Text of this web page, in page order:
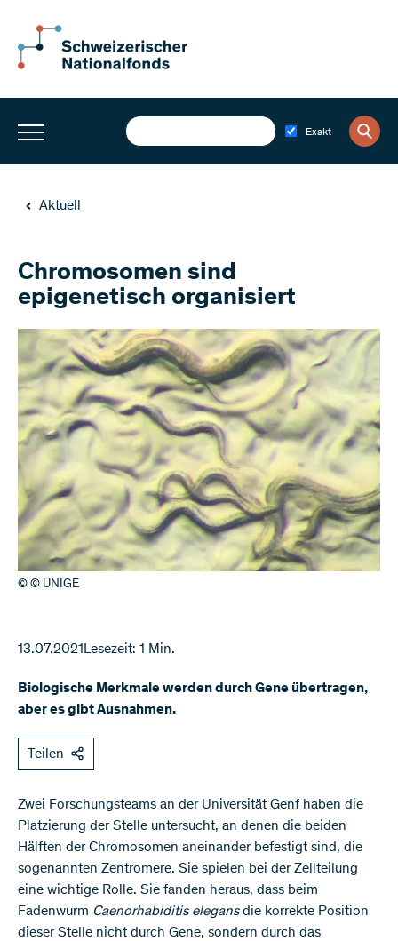
Exakt
Aktuell
Chromosomen sind
epigenetisch organisiert
© © UNIGE
13.07.2021 Lesezeit: 1 Min.
Biologische Merkmale werden durch Gene übertragen,
aber es gibt Ausnahmen.
Teilen
Zwei Forschungsteams an der Universität Genf haben die
Platzierung der Stelle untersucht, an denen die beiden
Hälften der Chromosomen aneinander befestigt sind, die
sogenannten Zentromere. Sie spielen bei der Zellteilung
eine wichtige Rolle. Sie fanden heraus, dass beim
Fadenwurm Caenorhabiditis elegansdie korrekte Position
dieser Stelle nicht durch Gene, sondern durch das